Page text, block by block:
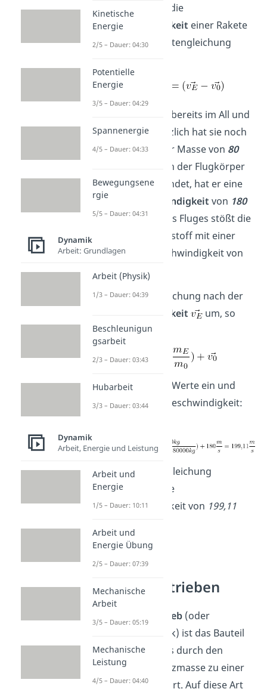
Als Beispiel wird die
Endgeschwindigkeit einer Rakete
mithilfe der Raketengleichung
Die Rakete fliegt bereits im All und
wiegt50t. Zusätzlich hat sie noch
Treibstoff mit der Masse von 80
an Bord. Da sich der Flugkörper
schon im All befindet, hat er eine
Anfangsgeschwindigkeit von 180
m/s. Während des Fluges stößt die
Rakete den Treibstoff mit einer
konstanten Geschwindigkeit von
20
m/saus.
Stellst du die Gleichung nach der
Endgeschwindigkeit
um, so
erhältst du:
Jetzt setzt du die Werte ein und
berechnest die Geschwindigkeit:
Mit der Raketengleichung
ermittelst du eine
Endgeschwindigkeit von 199,11
Arten von
Raketenantrieben
Raketenantrieb(oder
Raketentriebwerk) ist das Bauteil
einer Rakete, was durch den
Ausstoß von Stützmasse zu einer
Antriebskraft führt. Auf diese Art
Kinetische
Energie
2/5 – Dauer: 04:30
Potentielle
Energie
3/5 – Dauer: 04:29
Spannenergie
4/5 – Dauer: 04:33
Bewegungsene
rgie
5/5 – Dauer: 04:31
Dynamik
Arbeit: Grundlagen
Arbeit (Physik)
1/3 – Dauer: 04:39
Beschleunigun
gsarbeit
2/3 – Dauer: 03:43
Hubarbeit
3/3 – Dauer: 03:44
Dynamik
Arbeit, Energie und Leistung
Arbeit und
Energie
1/5 – Dauer: 10:11
Arbeit und
Energie Übung
2/5 – Dauer: 07:39
Mechanische
Arbeit
3/5 – Dauer: 05:19
Mechanische
Leistung
4/5 – Dauer: 04:40